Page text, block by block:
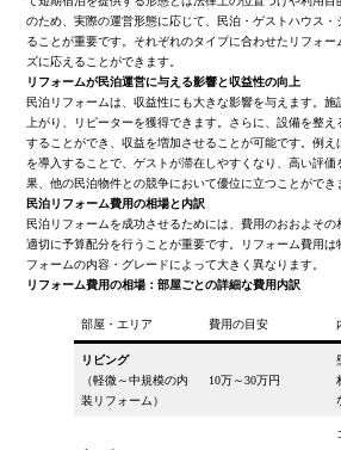
のため、実際の運営形態に応じて、民泊・ゲストハウス
ることが重要です。それぞれのタイプに合わせたリフォ
ズに応えることができます。
リフォームが民泊運営に与える影響と収益性の向上
民泊リフォームは、収益性にも大きな影響を与えます。
上がり、リピーターを獲得できます。さらに、設備を整
することができ、収益を増加させることが可能です。例
を導入することで、ゲストが滞在しやすくなり、高い評
果、他の民泊物件との競争において優位に立つことができ
民泊リフォーム費用の相場と内訳
民泊リフォームを成功させるためには、費用のおおよそ
適切に予算配分を行うことが重要です。リフォーム費用は
フォームの内容・グレードによって大きく異なります。
リフォーム費用の相場：部屋ごとの詳細な費用内訳
部屋・エリア 費用の目安
リビング
（軽微～中規模の内
装リフォーム）
10万～30万円